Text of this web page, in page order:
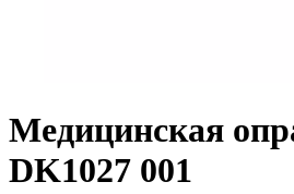
Медицинская
DK1027 001